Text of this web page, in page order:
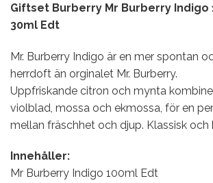
Giftset Burberry Mr Burberry Indigo
30ml Edt
Mr. Burberry Indigo är en mer spontan
herrdoft än orginalet Mr. Burberry.
Uppfriskande citron och mynta
violblad, mossa och ekmossa, för en
mellan fräschhet och djup. Klassisk och
Innehåller:
Mr Burberry Indigo 100ml Edt